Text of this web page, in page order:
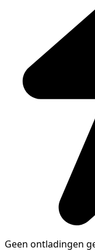
Geen ontladingen